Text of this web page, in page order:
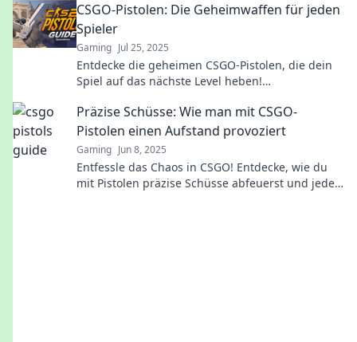
CSGO-Pistolen: Die Geheimwaffen für jeden
Spieler
Gaming Jul 25, 2025
Entdecke die geheimen CSGO-Pistolen, die dein
Spiel auf das nächste Level heben!
Spieler!
Präzise Schüsse: Wie man mit CSGO-
Pistolen einen Aufstand provoziert
Gaming Jun 8, 2025
Entfessle das Chaos in CSGO! Entdecke, wie du
mit Pistolen präzise Schüsse abfeuerst und jeden